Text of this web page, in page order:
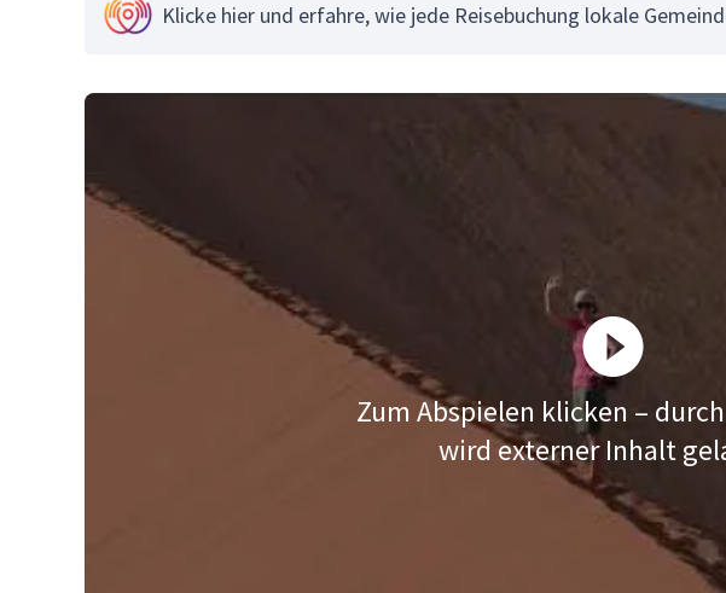
Klicke hier und erfahre, wie jede Reisebuchung lokale
Zum Abspielen klicken –
wird externer Inhalt